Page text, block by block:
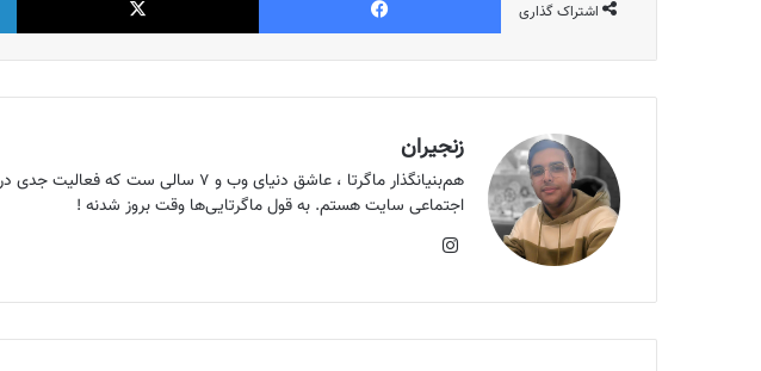
اشتراک گذاری
زنجیران
هم‌بنیانگذار ماگرتا ، عاشق دنیای
اجتماعی سایت هستم. به قول ماگرتایی‌ها وقت بروز شدنه !